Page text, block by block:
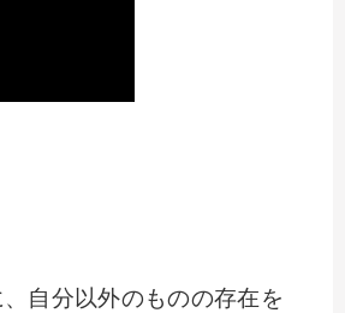
自分以外のものの存在を